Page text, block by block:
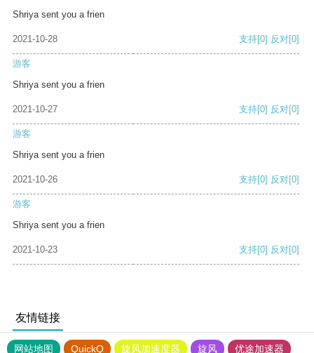
Shriya sent you a frien
2021-10-28 支持[0] 反对[0]
游客
Shriya sent you a frien
2021-10-27 支持[0] 反对[0]
游客
Shriya sent you a frien
2021-10-26 支持[0] 反对[0]
游客
Shriya sent you a frien
2021-10-23 支持[0] 反对[0]
友情链接
网站地图 QuickQ 旋风加速度器 旋风 优途加速器